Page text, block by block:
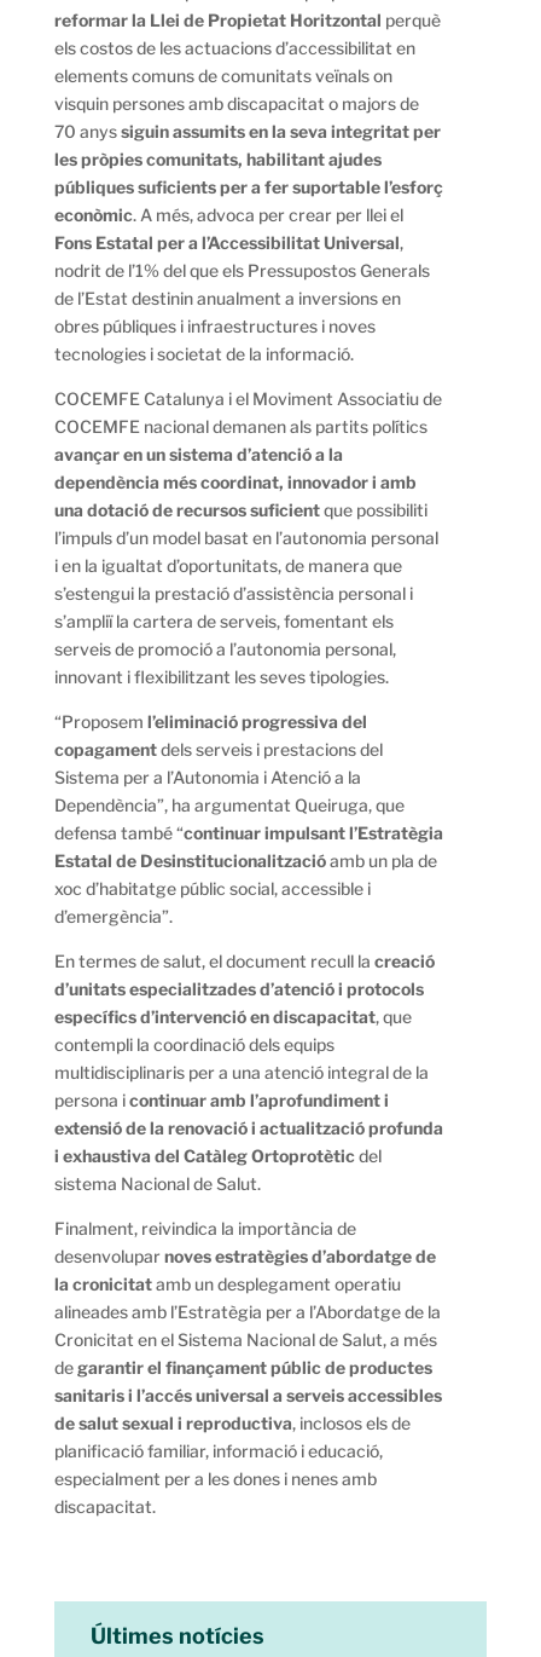
reformar la Llei de Propietat Horitzontal perquè
els costos de les actuacions d’accessibilitat en
elements comuns de comunitats veïnals on
visquin persones amb discapacitat o majors de
70 anyssiguin assumits en la seva integritat per
les pròpies comunitats, habilitant ajudes
públiques suficients per a fer suportable l’esforç
econòmic. A més, advoca per crear per llei el
Fons Estatal per a l’Accessibilitat Universal,
nodrit de l’1% del que els Pressupostos Generals
de l’Estat destinin anualment a inversions en
obres públiques i infraestructures i noves
tecnologies i societat de la informació.
COCEMFE Catalunya i el Moviment Associatiu de
COCEMFE nacional demanen als partits polítics
avançar en un sistema d’atenció a la
dependència més coordinat, innovador i amb
una dotació de recursos suficientque possibiliti
l’impuls d’un model basat en l’autonomia personal
i en la igualtat d’oportunitats, de manera que
s’estengui la prestació d’assistència personal i
s’ampliï la cartera de serveis, fomentant els
serveis de promoció a l’autonomia personal,
innovant i flexibilitzant les seves tipologies.
“Proposem l’eliminació progressiva del
copagamentdels serveis i prestacions del
Sistema per a l’Autonomia i Atenció a la
Dependència”, ha argumentat Queiruga, que
defensa també “continuar impulsant l’Estratègia
Estatal de Desinstitucionalitzacióamb un pla de
xoc d’habitatge públic social, accessible i
d’emergència”.
En termes de salut, el document recull la creació
d’unitats especialitzades d’atenció i protocols
específics d’intervenció en discapacitat, que
contempli la coordinació dels equips
multidisciplinaris per a una atenció integral de la
persona icontinuar amb l’aprofundiment i
extensió de la renovació i actualització profunda
i exhaustiva del Catàleg Ortoprotèticdel
sistema Nacional de Salut.
Finalment, reivindica la importància de
desenvoluparnoves estratègies d’abordatge de
la cronicitatamb un desplegament operatiu
alineades amb l’Estratègia per a l’Abordatge de la
Cronicitat en el Sistema Nacional de Salut, a més
degarantir el finançament públic de productes
sanitaris i l’accés universal a serveis accessibles
de salut sexual i reproductiva, inclosos els de
planificació familiar, informació i educació,
especialment per a les dones i nenes amb
discapacitat.
Últimes notícies